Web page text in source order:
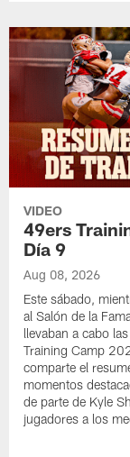
VIDEO
49ers
Día 9
Aug 08, 2026
Este sábado,
al Salón de la
llevaban a cabo
Training Camp
comparte el
momentos
de parte de Kyle
jugadores a los